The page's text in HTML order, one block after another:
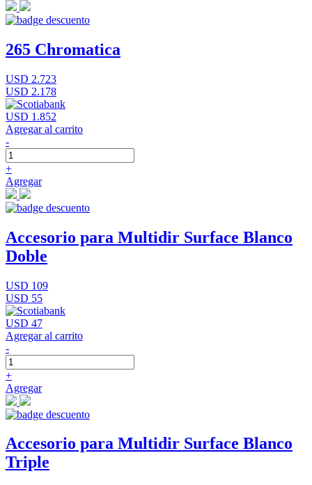
265 Chromatica
USD 2.723
USD 2.178
USD 1.852
Agregar al carrito
-
+
Agregar
Accesorio para Multidir Surface Blanco
Doble
USD 109
USD 55
USD 47
Agregar al carrito
-
+
Agregar
Accesorio para Multidir Surface Blanco
Triple